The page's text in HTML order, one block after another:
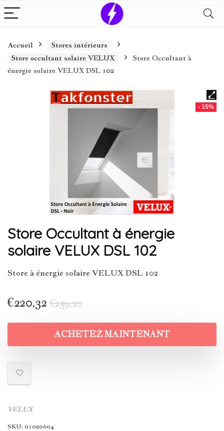
Accueil
Stores intérieurs
Store occultant solaire VELUX
Store Occultant à
énergie solaire VELUX DSL 102
- 15%
Store Occultant à énergie
solaire VELUX DSL 102
Store à énergie solaire VELUX DSL 102
€259,20
€220,32
ACHETEZ MAINTENANT
VELUX
SKU:01020604